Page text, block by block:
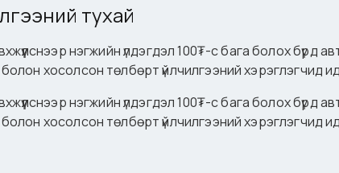
тухай
нэгжийн үлдэгдэл 100₮-с бага болох
хосолсон төлбөрт үйлчилгээний хэрэглэгчид
нэгжийн үлдэгдэл 100₮-с бага болох
хосолсон төлбөрт үйлчилгээний хэрэглэгчид